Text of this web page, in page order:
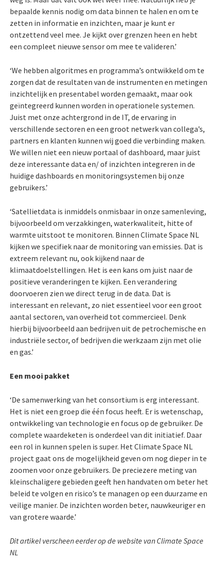
bepaalde kennis nodig om data binnen te halen en om te
zetten in informatie en inzichten, maar je kunt er
ontzettend veel mee. Je kijkt over grenzen heen en hebt
een compleet nieuwe sensor om mee te valideren.’
‘We hebben algoritmes en programma’s ontwikkeld om te
zorgen dat de resultaten van de instrumenten en metingen
inzichtelijk en presentabel worden gemaakt, maar ook
geïntegreerd kunnen worden in operationele systemen.
Juist met onze achtergrond in de IT, de ervaring in
verschillende sectoren en een groot netwerk van collega’s,
partners en klanten kunnen wij goed die verbinding maken.
We willen niet een nieuw portaal of dashboard, maar juist
deze interessante data en/ of inzichten integreren in de
huidige dashboards en monitoringsystemen bij onze
gebruikers.’
‘Satellietdata is inmiddels onmisbaar in onze samenleving,
bijvoorbeeld om verzakkingen, waterkwaliteit, hitte of
warmte uitstoot te monitoren. Binnen Climate Space NL
kijken we specifiek naar de monitoring van emissies. Dat is
extreem relevant nu, ook kijkend naar de
klimaatdoelstellingen. Het is een kans om juist naar de
positieve veranderingen te kijken. Een verandering
doorvoeren zien we direct terug in de data. Dat is
interessant en relevant, zo niet essentieel voor een groot
aantal sectoren, van overheid tot commercieel. Denk
hierbij bijvoorbeeld aan bedrijven uit de petrochemische en
industriële sector, of bedrijven die werkzaam zijn met olie
en gas.’
Een mooi pakket
‘De samenwerking van het consortium is erg interessant.
Het is niet een groep die één focus heeft. Er is wetenschap,
ontwikkeling van technologie en focus op de gebruiker. De
complete waardeketen is onderdeel van dit initiatief. Daar
een rol in kunnen spelen is super. Het Climate Space NL
project gaat ons de mogelijkheid geven om nog dieper in te
zoomen voor onze gebruikers. De preciezere meting van
kleinschaligere gebieden geeft hen handvaten om beter het
beleid te volgen en risico’s te managen op een duurzame en
veilige manier. De inzichten worden beter, nauwkeuriger en
van grotere waarde.’
Dit artikel verscheen eerder op de website van Climate Space
NL